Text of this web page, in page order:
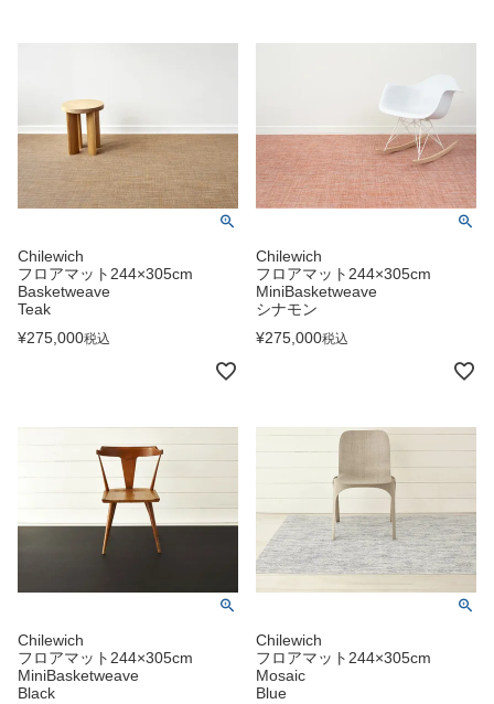
Chilewich
フロアマット244×305cm
Basketweave
Teak
¥275,000税込
Chilewich
フロアマット244×305cm
MiniBasketweave
シナモン
¥275,000税込
Chilewich
フロアマット244×305cm
MiniBasketweave
Black
Chilewich
フロアマット244×305cm
Mosaic
Blue